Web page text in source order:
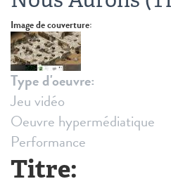
Image de couverture:
Type d'oeuvre:
Jeu vidéo
Oeuvre hypermédiatique
Performance
Titre: